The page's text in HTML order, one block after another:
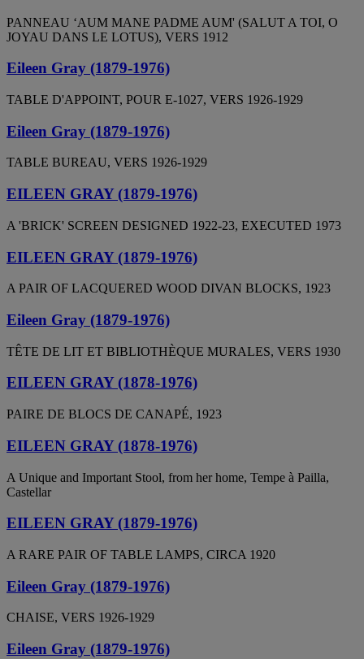
PANNEAU ‘AUM MANE PADME AUM' (SALUT A TOI, O
JOYAU DANS LE LOTUS), VERS 1912
Eileen Gray (1879-1976)
TABLE D'APPOINT, POUR E-1027, VERS 1926-1929
Eileen Gray (1879-1976)
TABLE BUREAU, VERS 1926-1929
EILEEN GRAY (1879-1976)
A 'BRICK' SCREEN DESIGNED 1922-23, EXECUTED 1973
EILEEN GRAY (1879-1976)
A PAIR OF LACQUERED WOOD DIVAN BLOCKS, 1923
Eileen Gray (1879-1976)
TÊTE DE LIT ET BIBLIOTHÈQUE MURALES, VERS 1930
EILEEN GRAY (1878-1976)
PAIRE DE BLOCS DE CANAPÉ, 1923
EILEEN GRAY (1878-1976)
A Unique and Important Stool, from her home, Tempe à Pailla,
Castellar
EILEEN GRAY (1879-1976)
A RARE PAIR OF TABLE LAMPS, CIRCA 1920
Eileen Gray (1879-1976)
CHAISE, VERS 1926-1929
Eileen Gray (1879-1976)